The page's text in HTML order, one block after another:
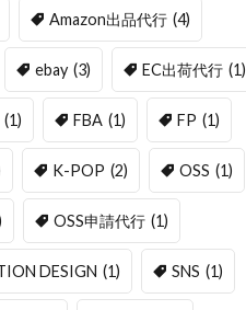
Amazon出品代行 (4)
ebay (3) EC出荷代行 (1)
(1) FBA (1) FP (1)
K-POP (2) OSS (1)
OSS申請代行 (1)
DESIGN (1) SNS (1)